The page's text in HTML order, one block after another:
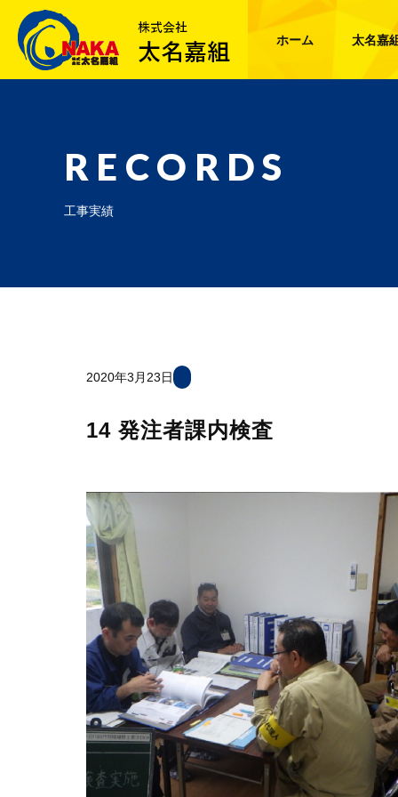
ホーム 太名嘉
RECORDS
工事実績
2020年3月23日
14 発注者課内検査